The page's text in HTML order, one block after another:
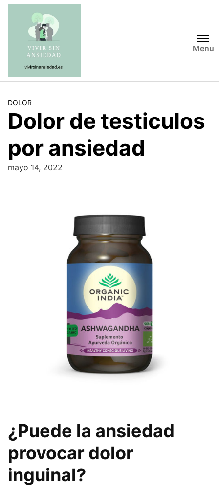
Saltar
contenido
Menu
DOLOR
Dolor de testiculos
por ansiedad
mayo 14, 2022
¿Puede la ansiedad
provocar dolor
inguinal?